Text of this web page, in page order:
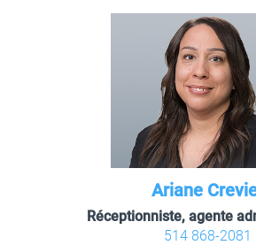
Ariane
Réceptionniste, agente
514 868-2081